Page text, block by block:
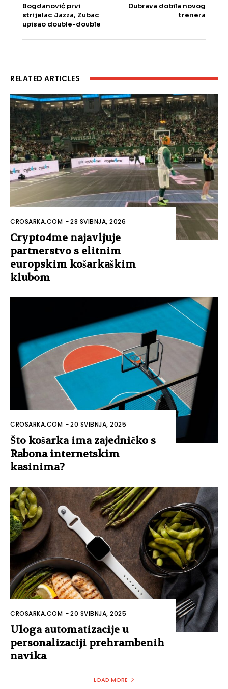
Bogdanović prvi
strijelac Jazza, Zubac
upisao double-double
Dubrava dobila novog
trenera
RELATED ARTICLES
CROSARKA.COM -28 SVIBNJA, 2026
Crypto4me najavljuje
partnerstvo s elitnim
europskim košarkaškim
klubom
CROSARKA.COM -20 SVIBNJA, 2025
Što košarka ima zajedničko s
Rabona internetskim
kasinima?
CROSARKA.COM -20 SVIBNJA, 2025
Uloga automatizacije u
personalizaciji prehrambenih
navika
LOAD MORE